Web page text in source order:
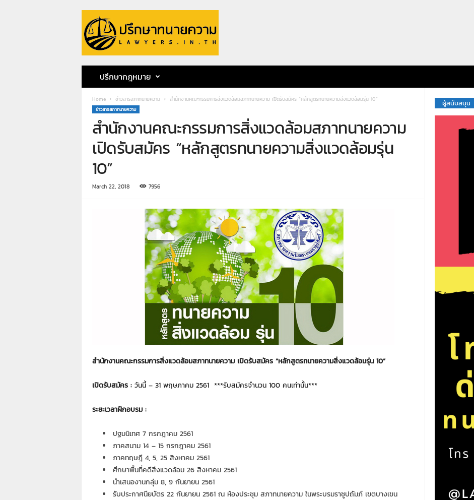
ป
ก
ษ
ปรึกษากฎหมาย
Home ข่าวสารสภาทนายความ สำนักงานคณะกรรมการสิ่งแวดล้อมสภาทนายความ เปิดรับสมัคร “หลักสูตรทนายความสิ่งแวดล้อมรุ่น 10”
ข่าวสารสภาทนายความ
สำนักงานคณะกรรมการสิ่งแวดล้อมสภาทนายความ
เปิดรับสมัคร “หลักสูตรทนายความสิ่งแวดล้อมรุ่น
10”
March 22, 2018 7956
สำนักงานคณะกรรมการสิ่งแวดล้อมสภาทนายความ เปิดรับสมัคร “หลักสูตรทนายความสิ่งแวดล้อมรุ่น 10”
เปิดรับสมัคร :วันนี้ – 31 พฤษภาคม 2561 ***รับสมัครจำนวน 100 คนเท่านั้น***
ระยะเวลาฝึกอบรม :
ปฐมนิเทศ 7 กรกฎาคม 2561
ภาคสนาม 14 – 15 กรกฎาคม 2561
ภาคทฤษฎี 4, 5, 25 สิงหาคม 2561
ศึกษาพื้นที่คดีสิ่งแวดล้อม 26 สิงหาคม 2561
นำเสนองานกลุ่ม 8, 9 กันยายน 2561
รับประกาศนียบัตร 22 กันยายน 2561 ณ ห้องประชุม สภาทนายความ ในพระบรมราชูปถัมภ์ เขตบางเขน
ผู้สนับสนุน